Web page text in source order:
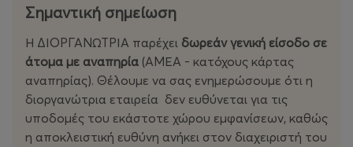
Σημαντική σημείωση
Η ΔΙΟΡΓΑΝΩΤΡΙΑ παρέχει δωρεάν γενική είσοδο σε
άτομα με αναπηρία (ΑΜΕΑ - κατόχους κάρτας
αναπηρίας). Θέλουμε να σας ενημερώσουμε ότι η
διοργανώτρια εταιρεία δεν ευθύνεται για τις
υποδομές του εκάστοτε χώρου εμφανίσεων, καθώς
η αποκλειστική ευθύνη ανήκει στον διαχειριστή του